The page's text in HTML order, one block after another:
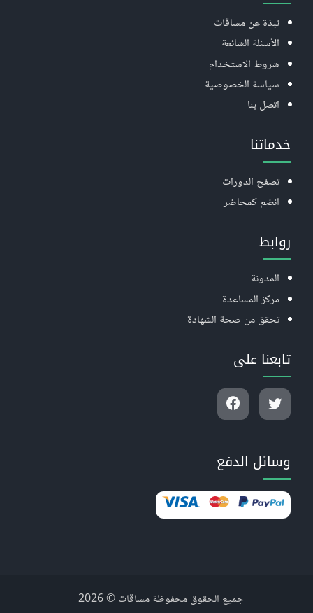
نبذة عن مساقات
الأسئلة الشائعة
شروط الاستخدام
سياسة الخصوصية
اتصل بنا
خدماتنا
تصفح الدورات
انضم كمحاضر
روابط
المدونة
مركز المساعدة
تحقق من صحة الشهادة
تابعنا على
وسائل الدفع
جميع الحقوق محفوظة مساقات © 2026